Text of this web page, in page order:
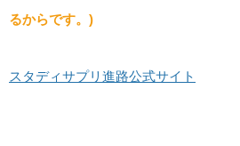
るからです。)
スタディサプリ進路公式サイト